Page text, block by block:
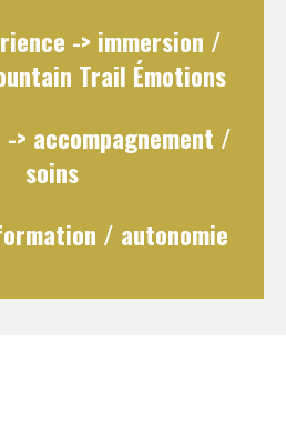
-> immersion /
Trail Émotions
-> accompagnement /
soins
/ autonomie